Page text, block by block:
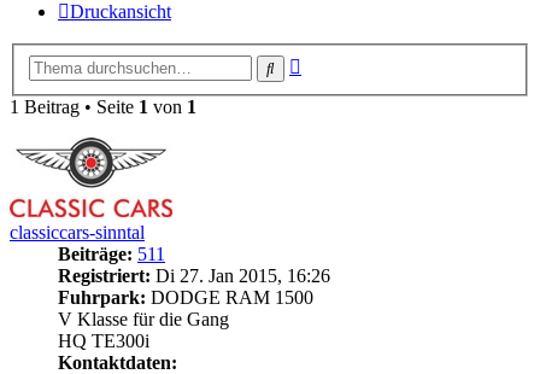
Druckansicht
Suche
1 Beitrag • Seite 1 von 1
classiccars-sinntal
Beiträge: 511
Registriert: Di 27. Jan 2015, 16:26
Fuhrpark: DODGE RAM 1500
V Klasse für die Gang
HQ TE300i
Kontaktdaten: